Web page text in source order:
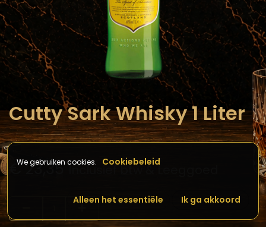
Cutty Sark Whisky 1 Liter
€23,35 Inclusief btw & Leeggoed
We gebruiken cookies. Cookiebeleid
Alleen het essentiële Ik ga akkoord